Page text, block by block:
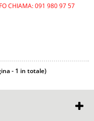
CHIAMA: 091 980 97 57
- 1 in totale)